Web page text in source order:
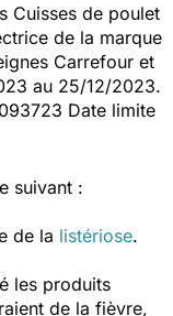
Cuisses de poulet
de la marque
Carrefour et
au 25/12/2023.
Date limite
suivant :
de la listériose.
les produits
de la fièvre,